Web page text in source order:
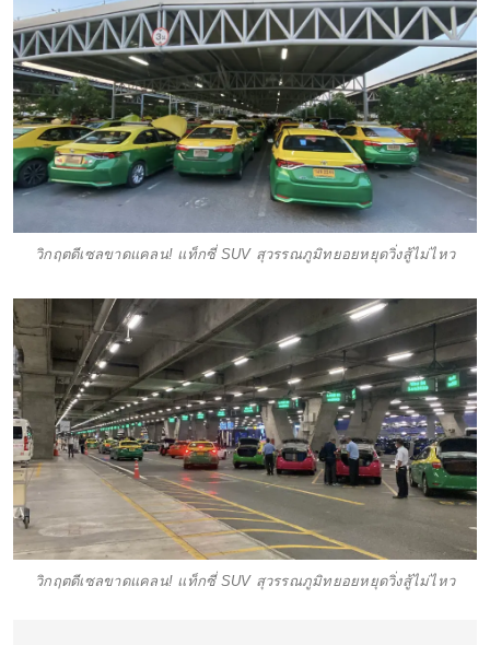
วิกฤตดีเซลขาดแคลน! แท็กซี่ SUV สุวรรณภูมิทยอยหยุดวิ่งสู้ไม่ไหว
วิกฤตดีเซลขาดแคลน! แท็กซี่ SUV สุวรรณภูมิทยอยหยุดวิ่งสู้ไม่ไหว